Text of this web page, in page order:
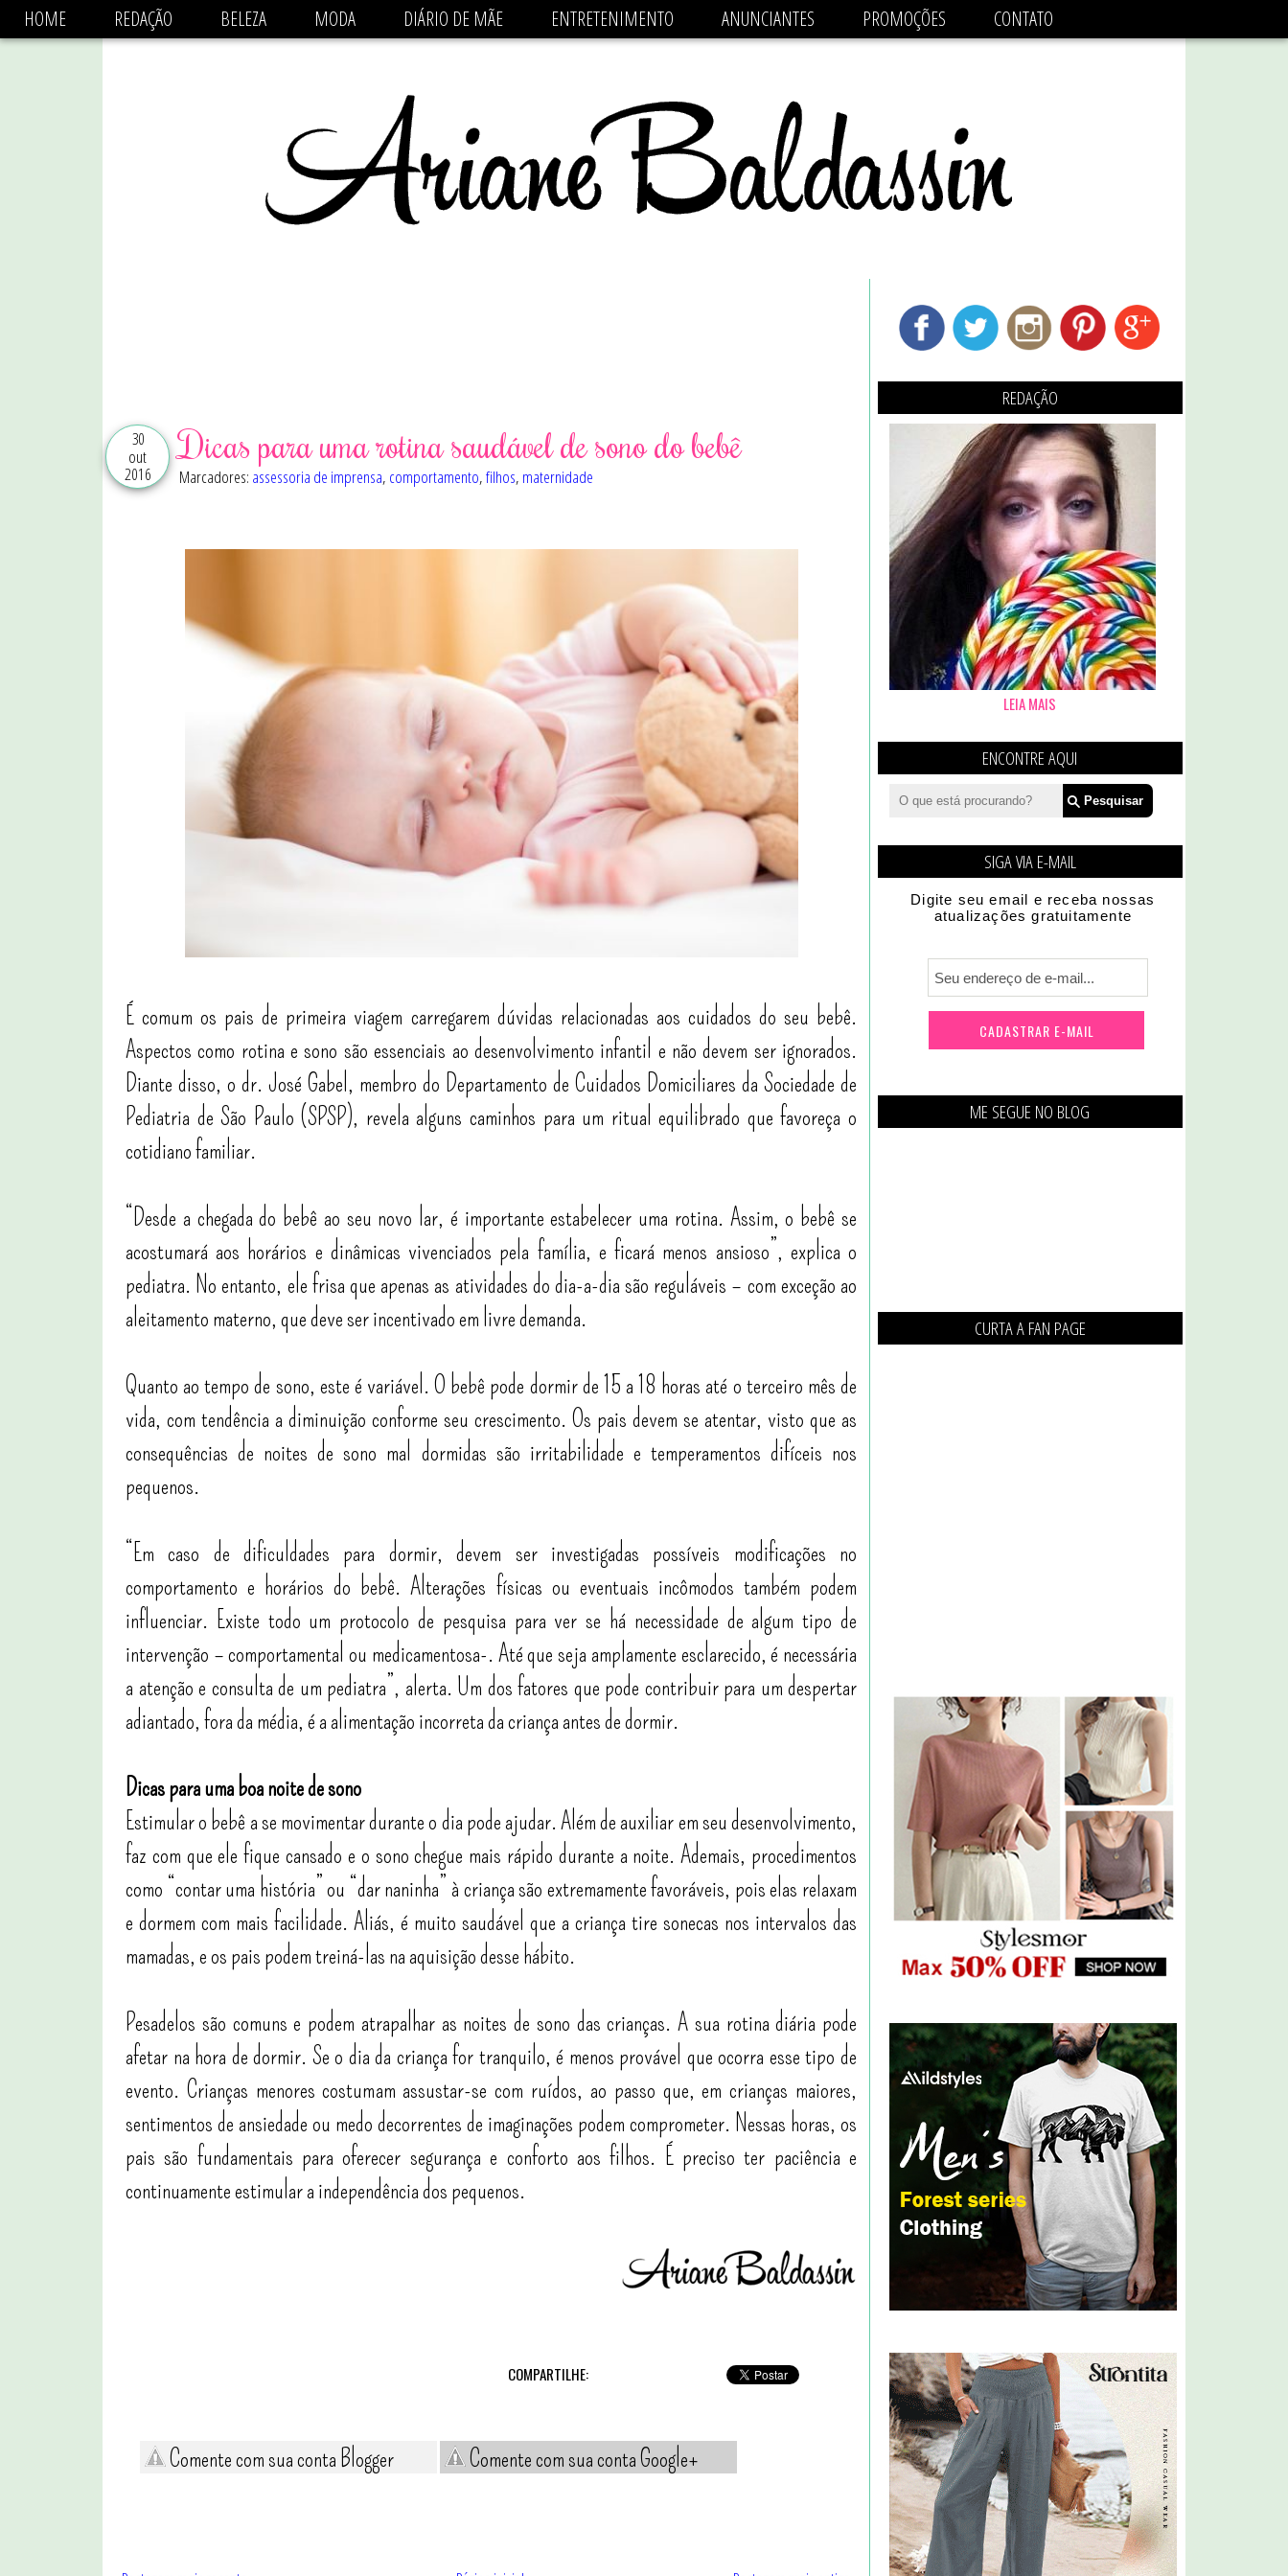
async='async' data-ad-client='ca-pub-1470782825684808' src='https://pagead2.googlesyndication.com/pagead/js/adsbygoogle.js'/>
HOME REDAÇÃO BELEZA MODA DIÁRIO DE MÃE ENTRETENIMENTO ANUNCIANTES PROMOÇÕES CONTATO
30
out
2016
Dicas para uma rotina saudável de sono do bebê
Marcadores: assessoria de imprensa, comportamento,filhos, maternidade
É comum os pais de primeira viagem carregarem dúvidas relacionadas aos cuidados do seu bebê.
Aspectos como rotina e sono são essenciais ao desenvolvimento infantil e não devem ser ignorados.
Diante disso, o dr. José Gabel, membro do Departamento de Cuidados Domiciliares da Sociedade de
Pediatria de São Paulo (SPSP), revela alguns caminhos para um ritual equilibrado que favoreça o
cotidiano familiar.
“Desde a chegada do bebê ao seu novo lar, é importante estabelecer uma rotina. Assim, o bebê se
acostumará aos horários e dinâmicas vivenciados pela família, e ficará menos ansioso”, explica o
pediatra. No entanto, ele frisa que apenas as atividades do dia-a-dia são reguláveis – com exceção ao
aleitamento materno, que deve ser incentivado em livre demanda.
Quanto ao tempo de sono, este é variável. O bebê pode dormir de 15 a 18 horas até o terceiro mês de
vida, com tendência a diminuição conforme seu crescimento. Os pais devem se atentar, visto que as
consequências de noites de sono mal dormidas são irritabilidade e temperamentos difíceis nos
pequenos.
“Em caso de dificuldades para dormir, devem ser investigadas possíveis modificações no
comportamento e horários do bebê. Alterações físicas ou eventuais incômodos também podem
influenciar. Existe todo um protocolo de pesquisa para ver se há necessidade de algum tipo de
intervenção – comportamental ou medicamentosa-. Até que seja amplamente esclarecido, é necessária
a atenção e consulta de um pediatra”, alerta. Um dos fatores que pode contribuir para um despertar
adiantado, fora da média, é a alimentação incorreta da criança antes de dormir.
Dicas para uma boa noite de sono
Estimular o bebê a se movimentar durante o dia pode ajudar. Além de auxiliar em seu desenvolvimento,
faz com que ele fique cansado e o sono chegue mais rápido durante a noite. Ademais, procedimentos
como “contar uma história” ou “dar naninha” à criança são extremamente favoráveis, pois elas relaxam
e dormem com mais facilidade. Aliás, é muito saudável que a criança tire sonecas nos intervalos das
mamadas, e os pais podem treiná-las na aquisição desse hábito.
Pesadelos são comuns e podem atrapalhar as noites de sono das crianças. A sua rotina diária pode
afetar na hora de dormir. Se o dia da criança for tranquilo, é menos provável que ocorra esse tipo de
evento. Crianças menores costumam assustar-se com ruídos, ao passo que, em crianças maiores,
sentimentos de ansiedade ou medo decorrentes de imaginações podem comprometer. Nessas horas, os
pais são fundamentais para oferecer segurança e conforto aos filhos. É preciso ter paciência e
continuamente estimular a independência dos pequenos.
COMPARTILHE:
Comente com sua conta Blogger Comente com sua conta Google+
REDAÇÃO
LEIA MAIS
ENCONTRE AQUI
SIGA VIA E-MAIL
Digite seu email e receba nossas
atualizações gratuitamente
ME SEGUE NO BLOG
CURTA A FAN PAGE